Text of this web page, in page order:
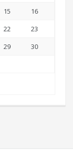
15
16
22
23
29
30